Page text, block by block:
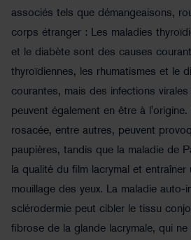
associés tels que démangeaisons,
corps étranger : Les maladies
et le diabète sont des causes
thyroïdiennes, les rhumatismes et le
courantes, mais des infections
peuvent également en être à
rosacée, entre autres, peuvent
paupières, tandis que la maladie de
la qualité du film lacrymal et entraîner
mouillage des yeux. La maladie auto-
sclérodermie peut cibler le tissu
fibrose de la glande lacrymale, qui